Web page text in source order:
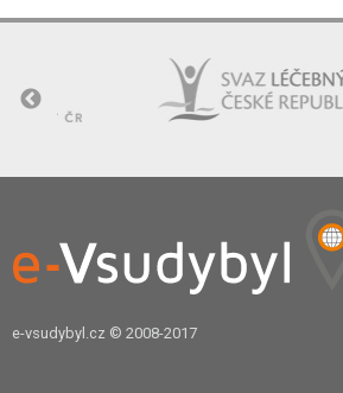
e-vsudybyl.cz © 2008-2017